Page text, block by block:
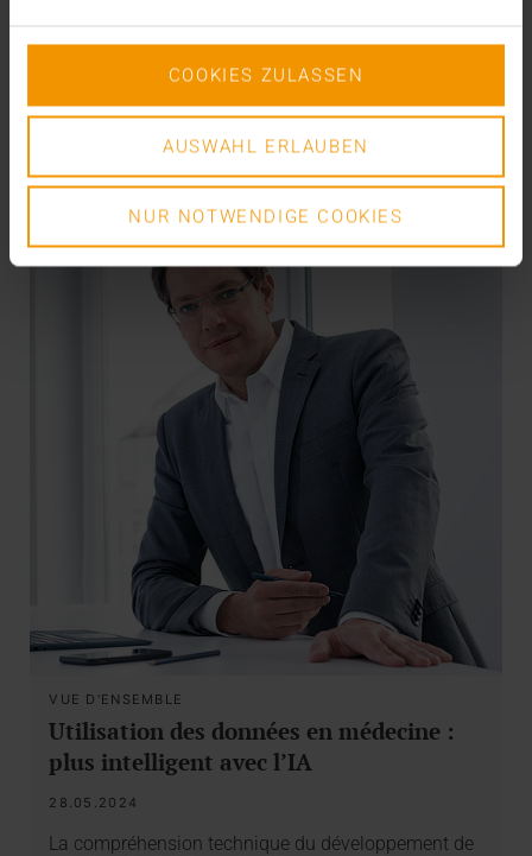
COOKIES ZULASSEN
AUSWAHL ERLAUBEN
NUR NOTWENDIGE COOKIES
Il…
VISUS HEALTH IT
EN SAVOIR PLUS
VUE D'ENSEMBLE
Utilisation des données en médecine :
plus intelligent avec l’IA
28.05.2024
La compréhension technique du développement de